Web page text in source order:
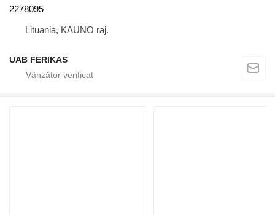
2278095
Lituania, KAUNO raj.
UAB FERIKAS